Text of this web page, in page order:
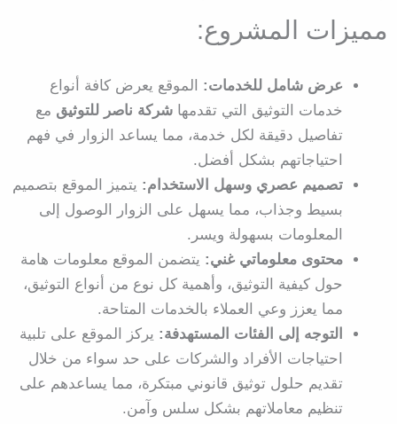
مميزات المشروع:
عرض شامل للخدمات: الموقع يعرض كافة أنواع
خدمات التوثيق التي تقدمها شركة ناصر للتوثيق مع
تفاصيل دقيقة لكل خدمة، مما يساعد الزوار في فهم
احتياجاتهم بشكل أفضل.
تصميم عصري وسهل الاستخدام: يتميز الموقع بتصميم
بسيط وجذاب، مما يسهل على الزوار الوصول إلى
المعلومات بسهولة ويسر.
محتوى معلوماتي غني: يتضمن الموقع معلومات هامة
حول كيفية التوثيق، وأهمية كل نوع من أنواع التوثيق،
مما يعزز وعي العملاء بالخدمات المتاحة.
التوجه إلى الفئات المستهدفة: يركز الموقع على تلبية
احتياجات الأفراد والشركات على حد سواء من خلال
تقديم حلول توثيق قانوني مبتكرة، مما يساعدهم على
تنظيم معاملاتهم بشكل سلس وآمن.